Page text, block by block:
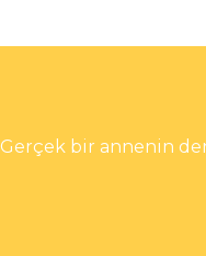
Gerçek bir annenin